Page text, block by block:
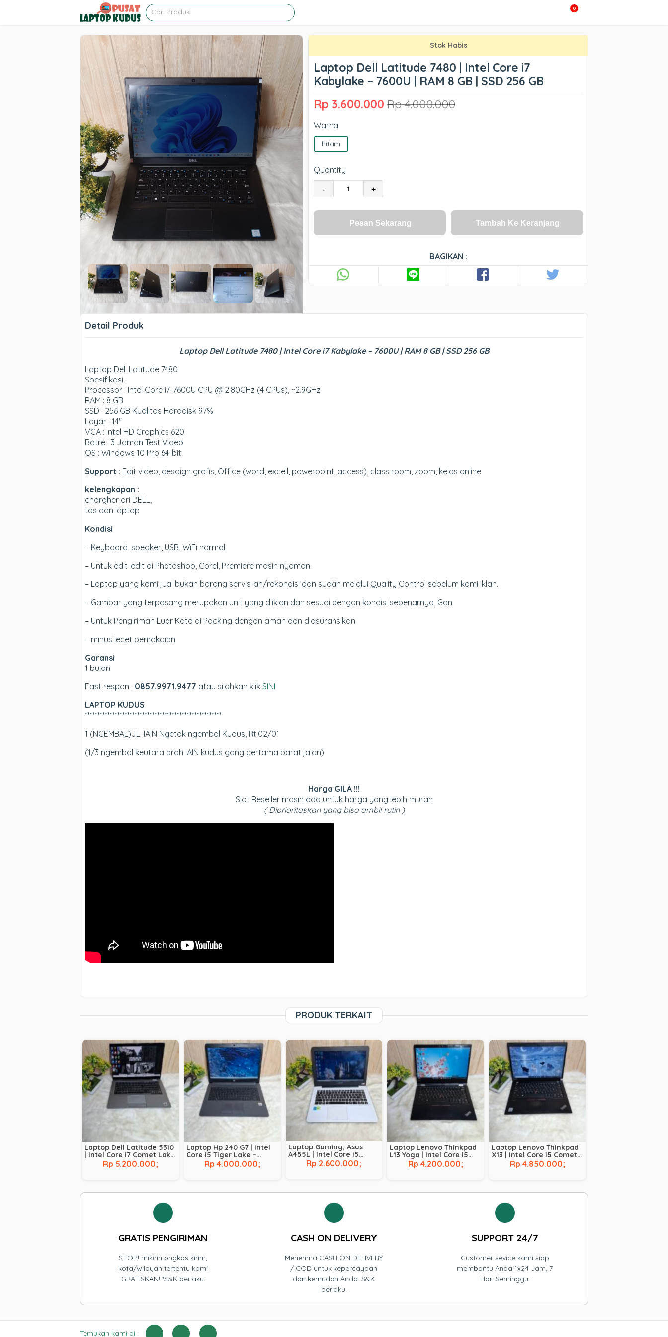
0
Stok Habis
Laptop Dell Latitude 7480 | Intel Core i7
Kabylake – 7600U | RAM 8 GB | SSD 256 GB
Rp 3.600.000 Rp 4.000.000
Warna
hitam
Quantity
- +
Pesan Sekarang Tambah Ke Keranjang
BAGIKAN :
Detail Produk
Laptop Dell Latitude 7480 | Intel Core i7 Kabylake – 7600U | RAM 8 GB | SSD 256 GB
Laptop Dell Latitude 7480
Spesifikasi :
Processor : Intel Core i7-7600U CPU @ 2.80GHz (4 CPUs), ~2.9GHz
RAM : 8 GB
SSD : 256 GB Kualitas Harddisk 97%
Layar : 14″
VGA : Intel HD Graphics 620
Batre : 3 Jaman Test Video
OS : Windows 10 Pro 64-bit
Support : Edit video, desaign grafis, Office (word, excell, powerpoint, access), class room, zoom, kelas online
kelengkapan :
chargher ori DELL,
tas dan laptop
Kondisi
– Keyboard, speaker, USB, WiFi normal.
– Untuk edit-edit di Photoshop, Corel, Premiere masih nyaman.
– Laptop yang kami jual bukan barang servis-an/rekondisi dan sudah melalui Quality Control sebelum kami iklan.
– Gambar yang terpasang merupakan unit yang diiklan dan sesuai dengan kondisi sebenarnya, Gan.
– Untuk Pengiriman Luar Kota di Packing dengan aman dan diasuransikan
– minus lecet pemakaian
Garansi
1 bulan
Fast respon : 0857.9971.9477 atau silahkan klik SINI
LAPTOP KUDUS
*******************************************************
1 (NGEMBAL)JL. IAIN Ngetok ngembal Kudus, Rt.02/01
(1/3 ngembal keutara arah IAIN kudus gang pertama barat jalan)
Harga GILA !!!
Slot Reseller masih ada untuk harga yang lebih murah
( Diprioritaskan yang bisa ambil rutin )
PRODUK TERKAIT
Laptop Dell Latitude 5310
| Intel Core i7 Comet Lake
– 10610U | RAM 8 GB | SSD
256 GB | BACKLIT |
Rp 5.200.000;
Laptop Hp 240 G7 | Intel
Core i5 Tiger Lake –
1035G1 | RAM 8 GB | SSD
256 GB
Rp 4.000.000;
Laptop Gaming, Asus
A455L | Intel Core i5
Broadwell – 5200U |
NVIDIA GeForce 930M |
Rp 2.600.000;
Laptop Lenovo Thinkpad
L13 Yoga | Intel Core i5
Comet Lake – 10210U |
RAM 8 GB | SSD 256 GB |
Rp 4.200.000;
Laptop Lenovo Thinkpad
X13 | Intel Core i5 Comet
Lake – 10210U | RAM 16 GB
| SSD 256 GB |
Rp 4.850.000;
GRATIS PENGIRIMAN
STOP! mikirin ongkos kirim,
kota/wilayah tertentu kami
GRATISKAN! *S&K berlaku.
CASH ON DELIVERY
Menerima CASH ON DELIVERY
/ COD untuk kepercayaan
dan kemudah Anda. S&K
berlaku.
SUPPORT 24/7
Customer sevice kami siap
membantu Anda 1x24 Jam, 7
Hari Seminggu.
Temukan kami di :